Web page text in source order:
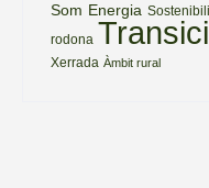
Som Energia
rodona
Xerrada Àmbit rural